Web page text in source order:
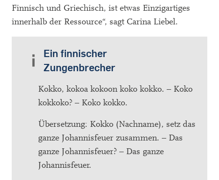
Finnisch und Griechisch, ist etwas Einzigartiges
innerhalb der Ressource“, sagt Carina Liebel.
Ein finnischer
Zungenbrecher
Kokko, kokoa kokoon koko kokko. – Koko
kokkoko? – Koko kokko.
Übersetzung: Kokko (Nachname), setz das
ganze Johannisfeuer zusammen. – Das
ganze Johannisfeuer? – Das ganze
Johannisfeuer.